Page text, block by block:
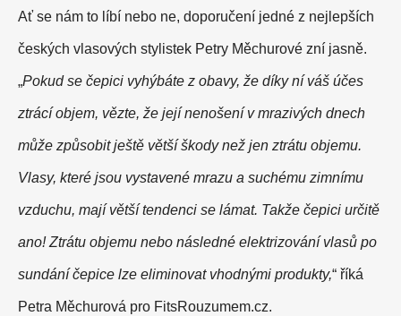
Ať se nám to líbí nebo ne, doporučení jedné z nejlepších
českých vlasových stylistek Petry Měchurové zní jasně.
„Pokud se čepici vyhýbáte z obavy, že díky ní váš účes
ztrácí objem, vězte, že její nenošení v mrazivých dnech
může způsobit ještě větší škody než jen ztrátu objemu.
Vlasy, které jsou vystavené mrazu a suchému zimnímu
vzduchu, mají větší tendenci se lámat. Takže čepici určitě
ano! Ztrátu objemu nebo následné elektrizování vlasů po
sundání čepice lze eliminovat vhodnými produkty,“ říká
Petra Měchurová pro FitsRouzumem.cz.